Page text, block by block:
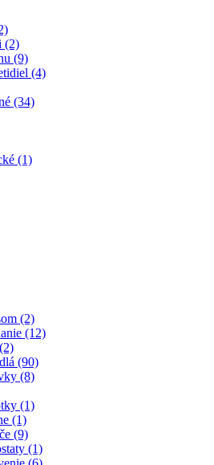
(2)
(9)
(4)
(34)
(1)
(2)
(12)
(90)
(8)
(1)
(1)
(9)
(1)